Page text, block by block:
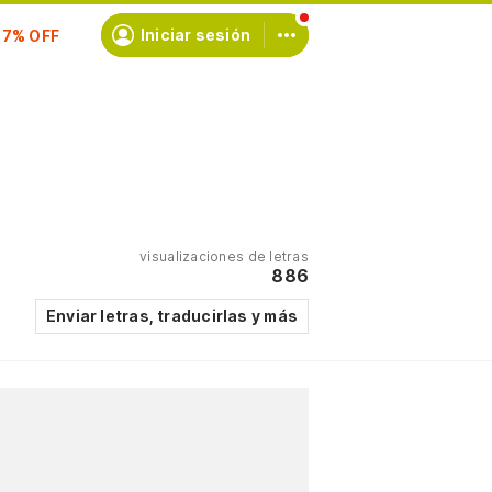
Iniciar sesión
visualizaciones de letras
886
Enviar letras, traducirlas y más